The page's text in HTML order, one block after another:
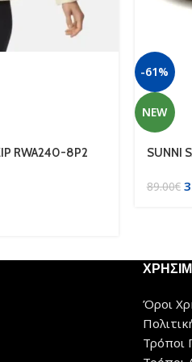
RWA240-8P2
-61%
NEW
SUNNI
89.00€
Όροι
Τρόποι